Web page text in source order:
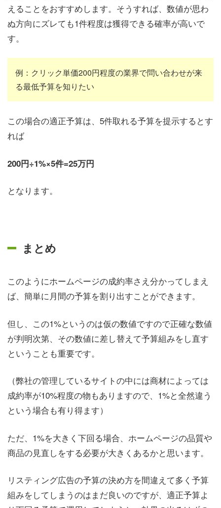
えることをおすすめします。そうすれば、数値が思わ
ぬ方向にズレても1件程度は獲得できる確率が高いで
す。
例：クリック単価200円程度の業界で問い合わせが来
る最低予算を知りたい
この場合の適正予算は、5件取れる予算を提示するとす
れば
200円÷1%×5件=25万円
となります。
まとめ
このようにホームページの成約率さえ分かってしまえ
ば、簡単に月間の予算を割り出すことができます。
但し、この1%というのは仮の数値ですので正確な数値
が判明次第、その数値に差し替えて予算組みをし直す
ということも重要です。
（弊社の管理しているサイトの中には商材によっては
成約率が10%程度の物もありますので、1%と全然違う
という場合も有り得ます）
ただ、1%を大きく下回る場合、ホームページの品質や
商品の見直しをする必要が大きくあるかと思います。
リスティング広告の予算の決め方を間違えて多く予算
組みをしてしまうのはまだ良いのですが、適正予算よ